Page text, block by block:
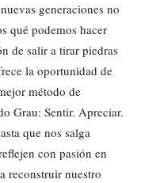
generaciones no
qué podemos hacer
de salir a tirar piedras
la oportunidad de
método de
Grau: Sentir. Apreciar.
que nos salga
con pasión en
reconstruir nuestro